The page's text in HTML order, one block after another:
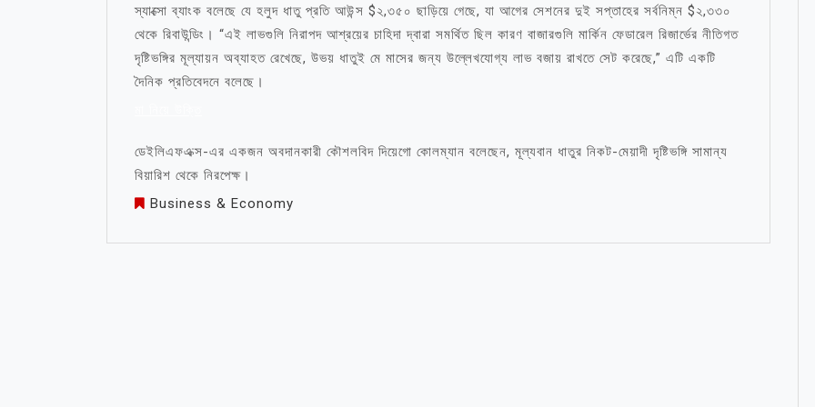
স্যাক্সো ব্যাংক বলেছে যে হলুদ ধাতু প্রতি আউন্স $২,৩৫০ ছাড়িয়ে গেছে, যা আগের সেশনের দুই সপ্তাহের সর্বনিম্ন $২,৩৩০
থেকে রিবাউন্ডিং। “এই লাভগুলি নিরাপদ আশ্রয়ের চাহিদা দ্বারা সমর্থিত ছিল কারণ বাজারগুলি মার্কিন ফেডারেল রিজার্ভের নীতিগত
দৃষ্টিভঙ্গির মূল্যায়ন অব্যাহত রেখেছে, উভয় ধাতুই মে মাসের জন্য উল্লেখযোগ্য লাভ বজায় রাখতে সেট করেছে,” এটি একটি
দৈনিক প্রতিবেদনে বলেছে।
ডেইলিএফএক্স-এর একজন অবদানকারী কৌশলবিদ দিয়েগো কোলম্যান বলেছেন, মূল্যবান ধাতুর নিকট-মেয়াদী দৃষ্টিভঙ্গি সামান্য
বিয়ারিশ থেকে নিরপেক্ষ।
Business & Economy